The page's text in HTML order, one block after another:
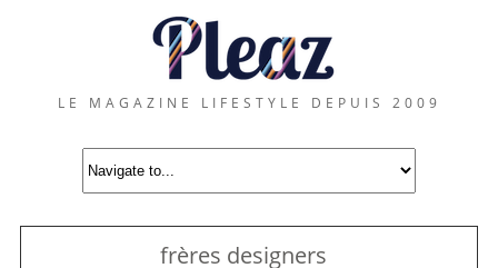
LE MAGAZINE LIFESTYLE DEPUIS 2009
frères designers